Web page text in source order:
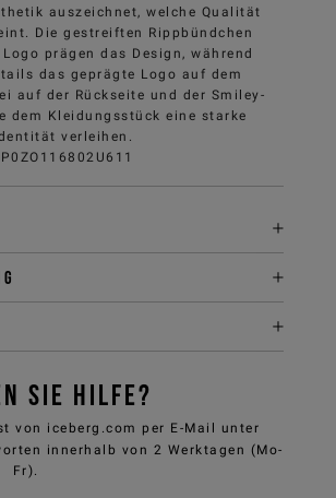
auszeichnet, welche Qualität
Die gestreiften Rippbündchen
prägen das Design, während
das geprägte Logo auf dem
auf der Rückseite und der Smiley-
dem Kleidungsstück eine starke
verleihen.
SIE HILFE?
von iceberg.com per E-Mail unter
innerhalb von 2 Werktagen (Mo-
Fr).